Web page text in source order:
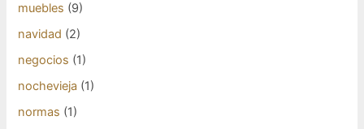
muebles (9)
navidad (2)
negocios (1)
nochevieja (1)
normas (1)